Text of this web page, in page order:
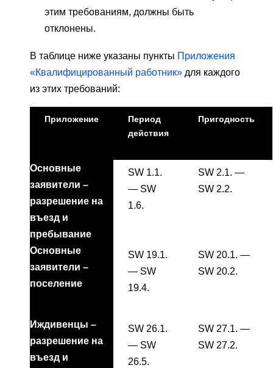
этим требованиям, должны быть
отклонены.
В таблице ниже указаны пункты Приложения
«Квалифицированный работник» для каждого
из этих требований:
Приложение
Период
действия
Пригодность
Основные
заявители –
разрешение на
въезд и
пребывание
SW 1.1.
— SW
1.6.
SW 2.1. —
SW 2.2.
Основные
заявители –
поселение
SW 19.1.
— SW
19.4.
SW 20.1. —
SW 20.2.
Иждивенцы –
разрешение на
въезд и
SW 26.1.
— SW
26.5.
SW 27.1. —
SW 27.2.